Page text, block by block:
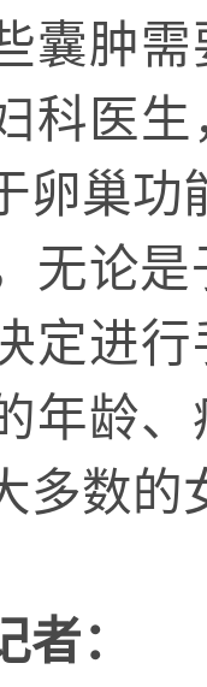
囊肿
科医
卵巢功
无论
定进
年龄
多数的
者：